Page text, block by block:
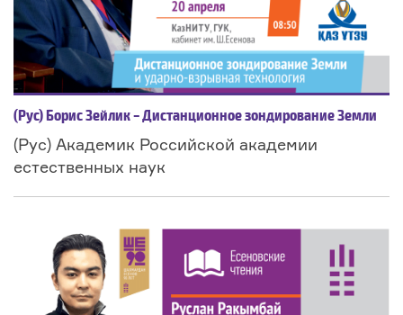
(Рус) Борис Зейлик – Дистанционное зондирование Земли
(Рус) Академик Российской академии
естественных наук